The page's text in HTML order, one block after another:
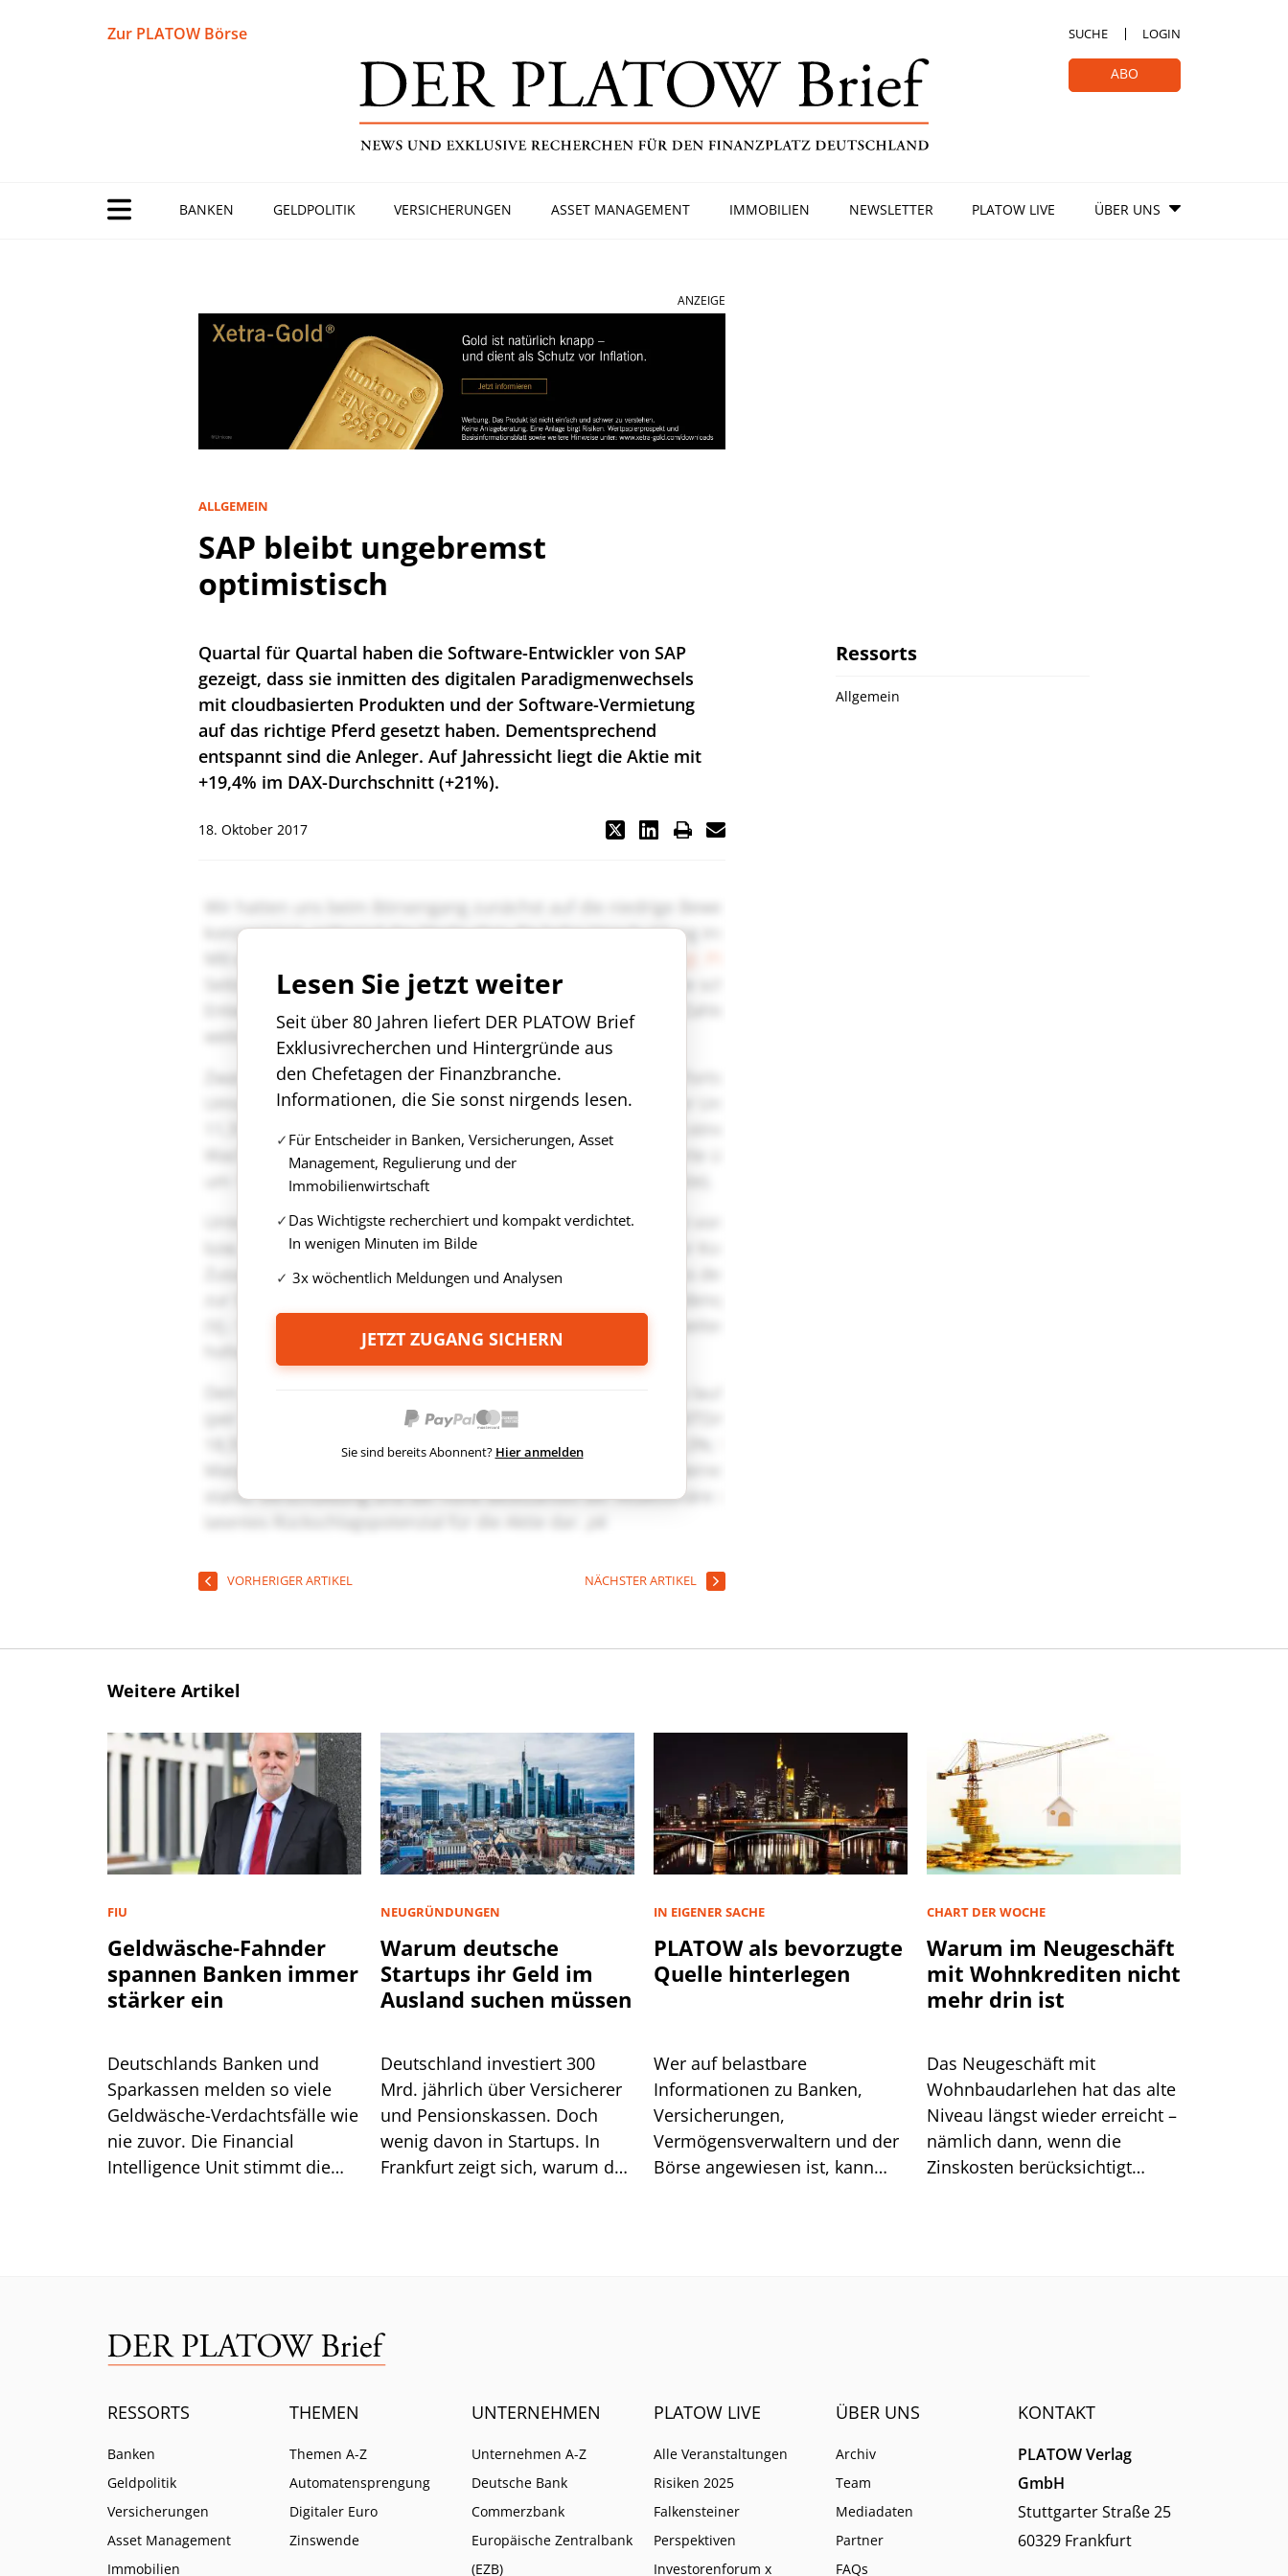
Zur PLATOW Börse SUCHE LOGIN
ABO
BANKEN GELDPOLITIK VERSICHERUNGEN ASSET MANAGEMENT IMMOBILIEN NEWSLETTER PLATOW LIVE ÜBER UNS
ANZEIGE
ALLGEMEIN
SAP bleibt ungebremst
optimistisch
Quartal für Quartal haben die Software-Entwickler von SAP
gezeigt, dass sie inmitten des digitalen Paradigmenwechsels
mit cloudbasierten Produkten und der Software-Vermietung
auf das richtige Pferd gesetzt haben. Dementsprechend
entspannt sind die Anleger. Auf Jahressicht liegt die Aktie mit
+19,4% im DAX-Durchschnitt (+21%).
18. Oktober 2017
Lesen Sie jetzt weiter
Seit über 80 Jahren liefert DER PLATOW Brief
Exklusivrecherchen und Hintergründe aus
den Chefetagen der Finanzbranche.
Informationen, die Sie sonst nirgends lesen.
Für Entscheider in Banken, Versicherungen, Asset
Management, Regulierung und der
Immobilienwirtschaft
Das Wichtigste recherchiert und kompakt verdichtet.
In wenigen Minuten im Bilde
3x wöchentlich Meldungen und Analysen
JETZT ZUGANG SICHERN
Sie sind bereits Abonnent? Hier anmelden
VORHERIGER ARTIKEL NÄCHSTER ARTIKEL
Ressorts
Allgemein
Weitere Artikel
FIU
Geldwäsche-Fahnder
spannen Banken immer
stärker ein
Deutschlands Banken und
Sparkassen melden so viele
Geldwäsche-Verdachtsfälle wie
nie zuvor. Die Financial
Intelligence Unit stimmt die
NEUGRÜNDUNGEN
Warum deutsche
Startups ihr Geld im
Ausland suchen müssen
Deutschland investiert 300
Mrd. jährlich über Versicherer
und Pensionskassen. Doch
wenig davon in Startups. In
Frankfurt zeigt sich, warum das
IN EIGENER SACHE
PLATOW als bevorzugte
Quelle hinterlegen
Wer auf belastbare
Informationen zu Banken,
Versicherungen,
Vermögensverwaltern und der
Börse angewiesen ist, kann
CHART DER WOCHE
Warum im Neugeschäft
mit Wohnkrediten nicht
mehr drin ist
Das Neugeschäft mit
Wohnbaudarlehen hat das alte
Niveau längst wieder erreicht –
nämlich dann, wenn die
Zinskosten berücksichtigt
RESSORTS
Banken
Geldpolitik
Versicherungen
Asset Management
Immobilien
THEMEN
Themen A-Z
Automatensprengung
Digitaler Euro
Zinswende
UNTERNEHMEN
Unternehmen A-Z
Deutsche Bank
Commerzbank
Europäische Zentralbank
(EZB)
PLATOW LIVE
Alle Veranstaltungen
Risiken 2025
Falkensteiner
Perspektiven
Investorenforum x
ÜBER UNS
Archiv
Team
Mediadaten
Partner
FAQs
KONTAKT
PLATOW Verlag
GmbH
Stuttgarter Straße 25
60329 Frankfurt